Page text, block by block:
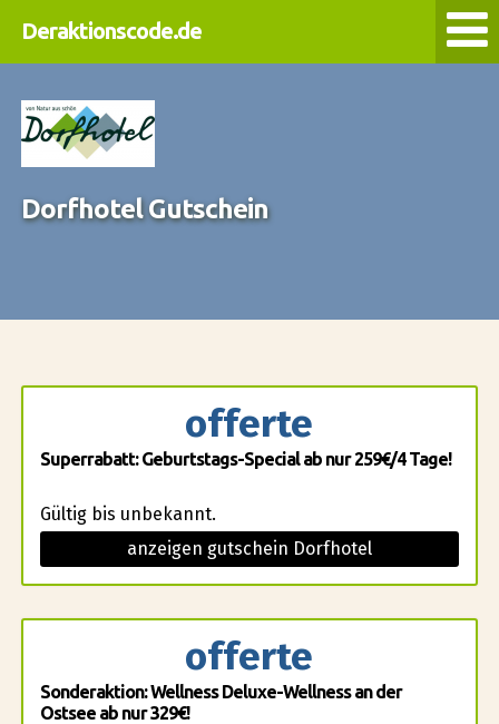
Deraktionscode.de
Dorfhotel Gutschein
offerte
Superrabatt: Geburtstags-Special ab nur 259€/4 Tage!
Gültig bis unbekannt.
anzeigen gutschein Dorfhotel
offerte
Sonderaktion: Wellness Deluxe-Wellness an der
Ostsee ab nur 329€!